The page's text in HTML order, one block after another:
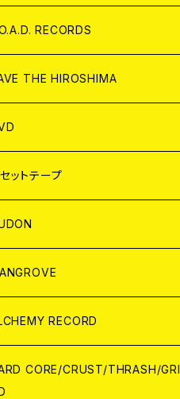
RECORDS
THE HIROSHIMA
レル
ットテープ
レル
ログ
RECORD
CORE/CRUST/THRASH/GRI